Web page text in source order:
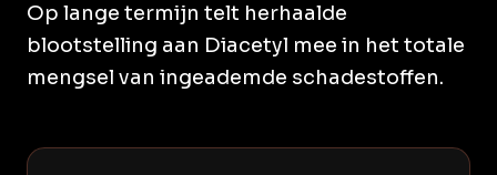
Op lange termijn telt herhaalde
blootstelling aan Diacetyl mee in het totale
mengsel van ingeademde schadestoffen.